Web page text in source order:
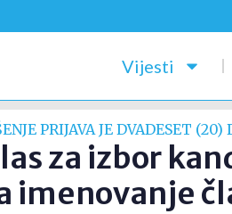
Vijesti
PRIJAVA JE DVADESET (20)
za izbor
imenovanje